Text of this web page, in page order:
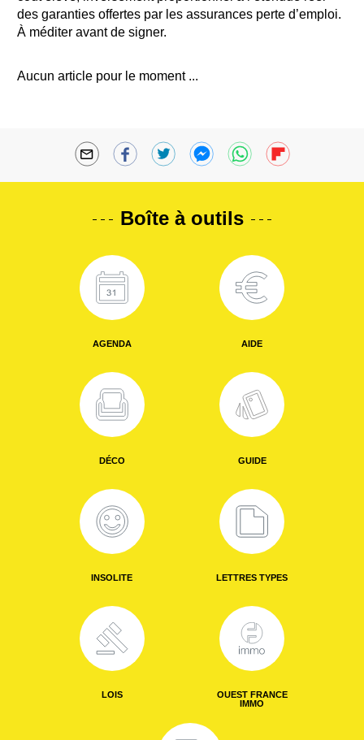
des garanties offertes par les assurances perte d’emploi.
À méditer avant de signer.
Aucun article pour le moment ...
Boîte à outils
AGENDA AIDE
DÉCO GUIDE
INSOLITE LETTRES TYPES
LOIS
OUEST FRANCE
IMMO